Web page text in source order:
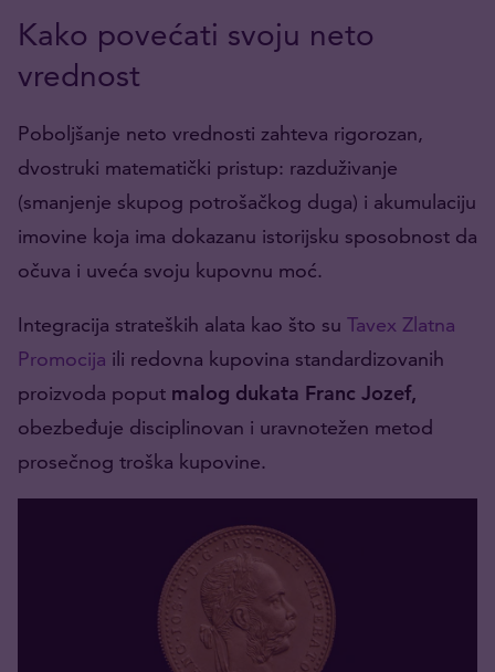
Kako povećati svoju neto
vrednost
Poboljšanje neto vrednosti zahteva rigorozan,
dvostruki matematički pristup: razduživanje
(smanjenje skupog potrošačkog duga) i akumulaciju
imovine koja ima dokazanu istorijsku sposobnost da
očuva i uveća svoju kupovnu moć.
Integracija strateških alata kao što su Tavex Zlatna
Promocija ili redovna kupovina standardizovanih
proizvoda poput malog dukata Franc Jozef,
obezbeđuje disciplinovan i uravnotežen metod
prosečnog troška kupovine.